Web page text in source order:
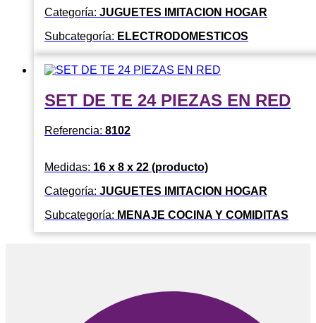
Categoría: JUGUETES IMITACION HOGAR
Subcategoría: ELECTRODOMESTICOS
SET DE TE 24 PIEZAS EN RED
Referencia: 8102
Medidas: 16 x 8 x 22 (producto)
Categoría: JUGUETES IMITACION HOGAR
Subcategoría: MENAJE COCINA Y COMIDITAS